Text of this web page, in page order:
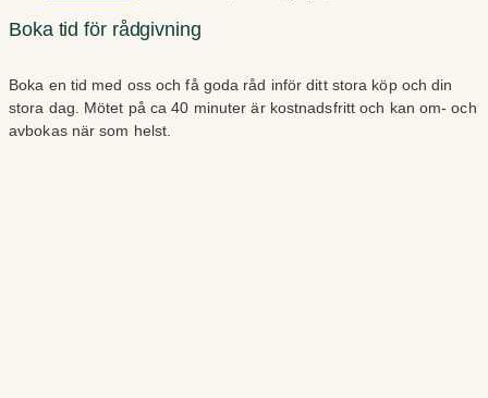
Boka tid för rådgivning
Boka en tid med oss och få goda råd inför ditt stora köp och din
stora dag. Mötet på ca 40 minuter är kostnadsfritt och kan om- och
avbokas när som helst.